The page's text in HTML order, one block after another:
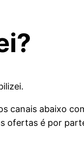
canais abaixo
ofertas é por